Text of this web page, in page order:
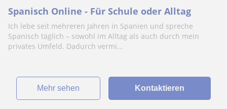
Spanisch Online - Für Schule oder Alltag
Ich lebe seit mehreren Jahren in Spanien und spreche
Spanisch täglich – sowohl im Alltag als auch durch mein
privates Umfeld. Dadurch vermi...
Mehr sehen Kontaktieren